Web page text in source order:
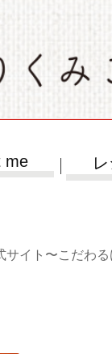
me
サイト〜こだわ